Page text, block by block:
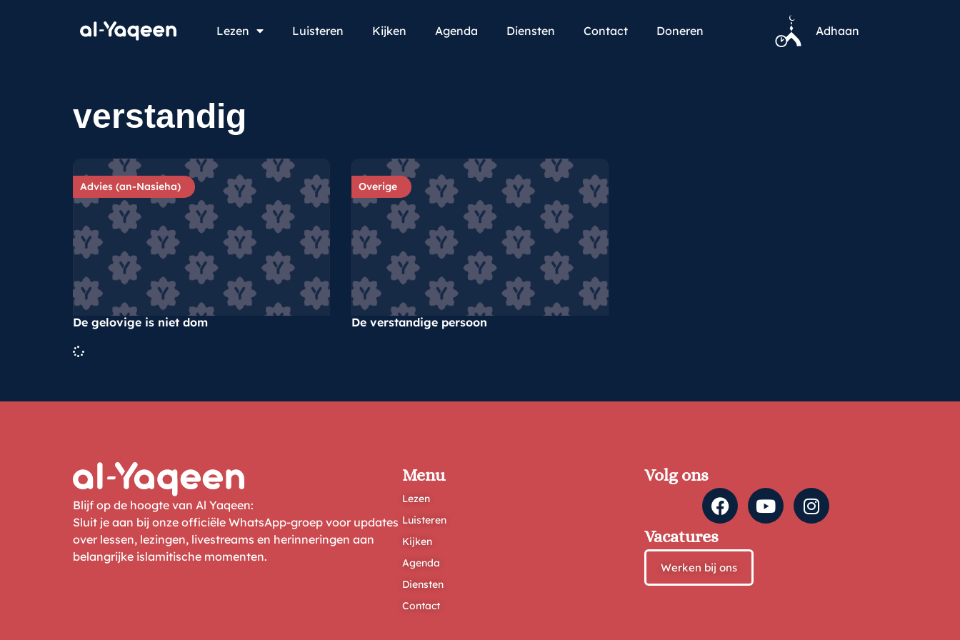
Lezen Luisteren Kijken Agenda Diensten Contact Doneren Adhaan
verstandig
Advies (an-Nasieha)
De gelovige is niet dom
Overige
De verstandige persoon
Blijf op de hoogte van Al Yaqeen:
Sluit je aan bij onze officiële WhatsApp-groep voor updates
over lessen, lezingen, livestreams en herinneringen aan
belangrijke islamitische momenten.
Menu
Lezen
Luisteren
Kijken
Agenda
Diensten
Contact
Volg ons
Vacatures
Werken bij ons